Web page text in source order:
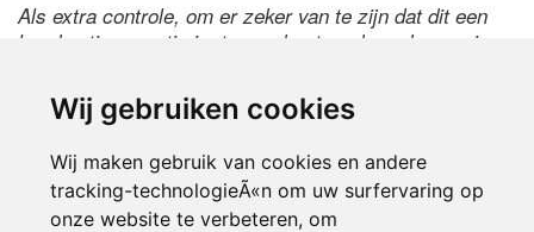
Wij gebruiken cookies
Wij maken gebruik van cookies en andere
tracking-technologieÃ«n om uw surfervaring op
onze website te verbeteren, om
Als extra controle, om er zeker van te zijn dat dit een
handmatige reactie is, typ onderstaande code over in
de code te wijzigen.